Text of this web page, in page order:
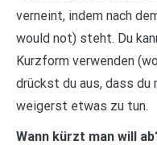
verneint, indem nach
would not) steht. Du
Kurzform verwenden
drückst du aus, dass
weigerst etwas zu tun.
Wann kürzt man will